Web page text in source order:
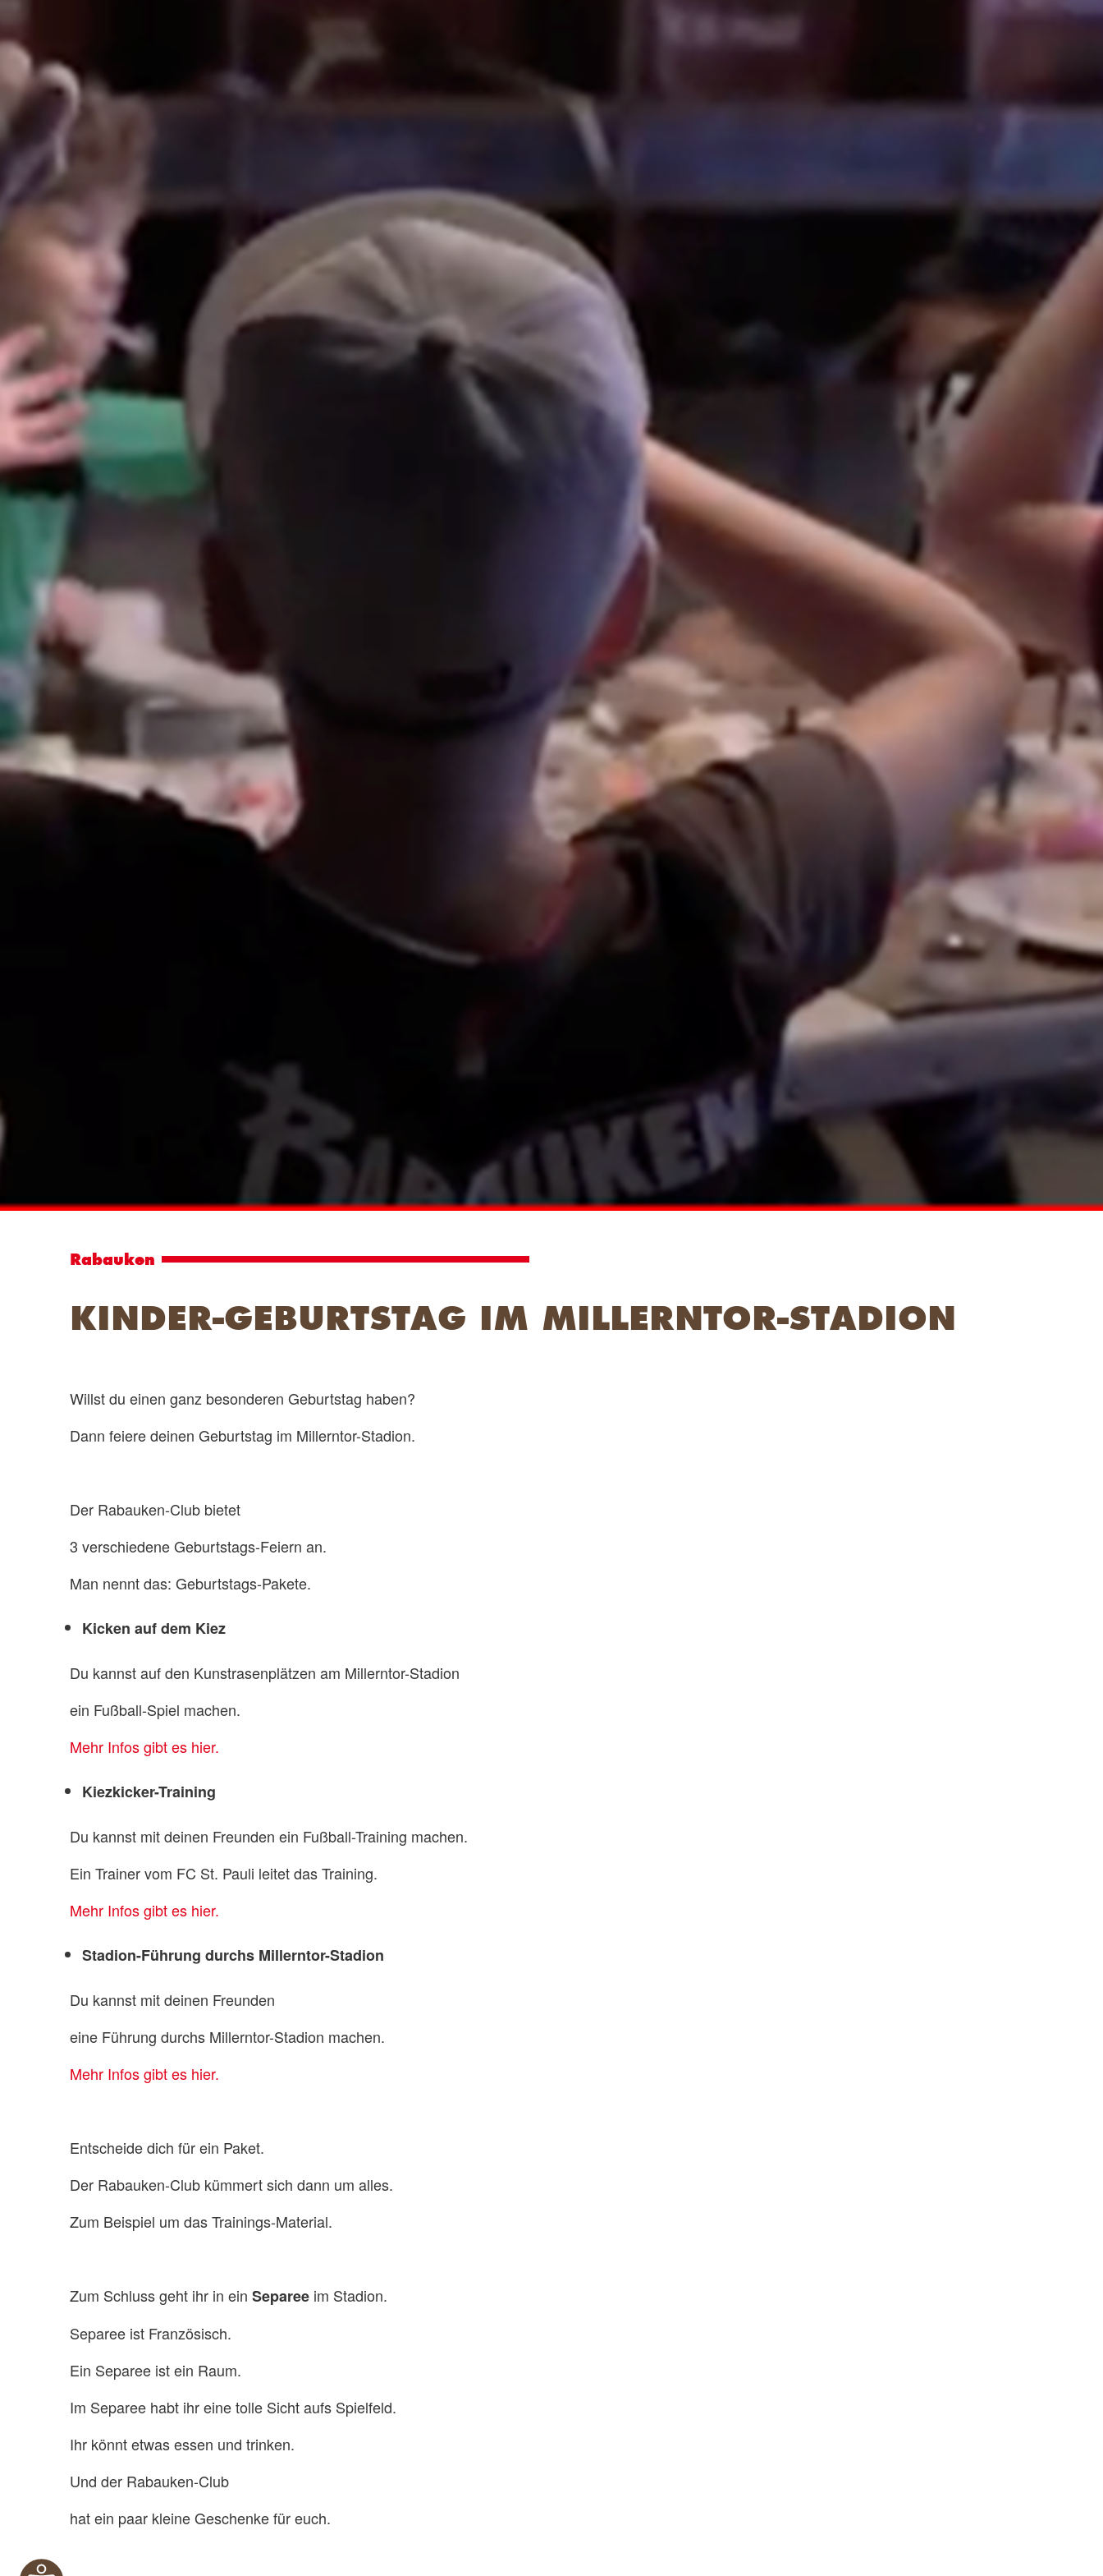
Rabauken
KINDER-GEBURTSTAG IM MILLERNTOR-STADION
Willst du einen ganz besonderen Geburtstag haben?
Dann feiere deinen Geburtstag im Millerntor-Stadion.
Der Rabauken-Club bietet
3 verschiedene Geburtstags-Feiern an.
Man nennt das: Geburtstags-Pakete.
Kicken auf dem Kiez
Du kannst auf den Kunstrasenplätzen am Millerntor-Stadion
ein Fußball-Spiel machen.
Mehr Infos gibt es hier.
Kiezkicker-Training
Du kannst mit deinen Freunden ein Fußball-Training machen.
Ein Trainer vom FC St. Pauli leitet das Training.
Mehr Infos gibt es hier.
Stadion-Führung durchs Millerntor-Stadion
Du kannst mit deinen Freunden
eine Führung durchs Millerntor-Stadion machen.
Mehr Infos gibt es hier.
Entscheide dich für ein Paket.
Der Rabauken-Club kümmert sich dann um alles.
Zum Beispiel um das Trainings-Material.
Zum Schluss geht ihr in ein Separeeim Stadion.
Separee ist Französisch.
Ein Separee ist ein Raum.
Im Separee habt ihr eine tolle Sicht aufs Spielfeld.
Ihr könnt etwas essen und trinken.
Und der Rabauken-Club
hat ein paar kleine Geschenke für euch.